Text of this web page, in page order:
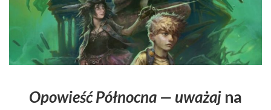
Opowieść Północna — uważaj na